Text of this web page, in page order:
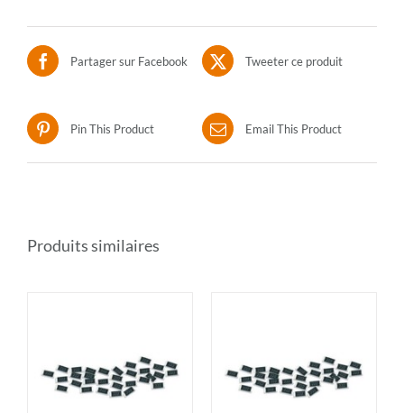
Partager sur Facebook Tweeter ce produit
Pin This Product Email This Product
Produits similaires
AJOUTER AU PANIER
/
DÉTAILS